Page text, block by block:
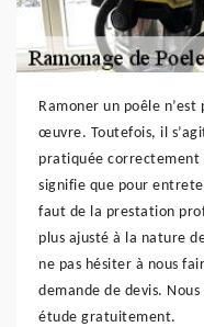
Ramoner un poêle
œuvre. Toutefois, il
pratiquée correctement
signifie que pour
faut de la prestation
plus ajusté à la nature
ne pas hésiter à nous
demande de devis.
étude gratuitement.